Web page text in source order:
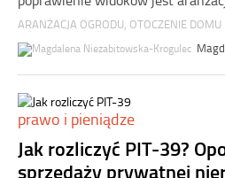
ARANŻACJA OGRODU, OTOCZENIE DOMU
prawo i pieniądze
Jak rozliczyć PIT-39?
sprzedaży prywatnej